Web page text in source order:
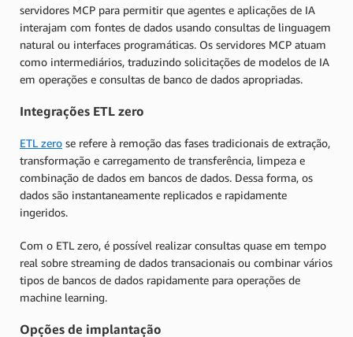
servidores MCP para permitir que agentes e aplicações de IA
interajam com fontes de dados usando consultas de linguagem
natural ou interfaces programáticas. Os servidores MCP atuam
como intermediários, traduzindo solicitações de modelos de IA
em operações e consultas de banco de dados apropriadas.
Integrações ETL zero
ETL zero se refere à remoção das fases tradicionais de extração,
transformação e carregamento de transferência, limpeza e
combinação de dados em bancos de dados. Dessa forma, os
dados são instantaneamente replicados e rapidamente
ingeridos.
Com o ETL zero, é possível realizar consultas quase em tempo
real sobre streaming de dados transacionais ou combinar vários
tipos de bancos de dados rapidamente para operações de
machine learning.
Opções de implantação